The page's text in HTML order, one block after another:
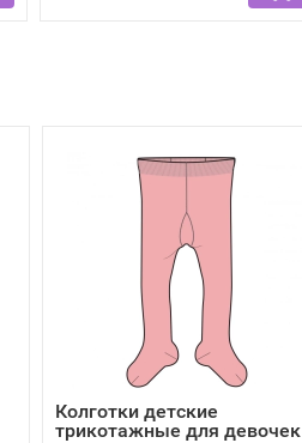
Колготки детские
трикотажные для девочек